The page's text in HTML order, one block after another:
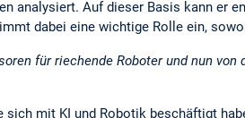
analysiert. Auf dieser Basis kann er
dabei eine wichtige Rolle ein,
für riechende Roboter und nun
sich mit KI und Robotik beschäftigt